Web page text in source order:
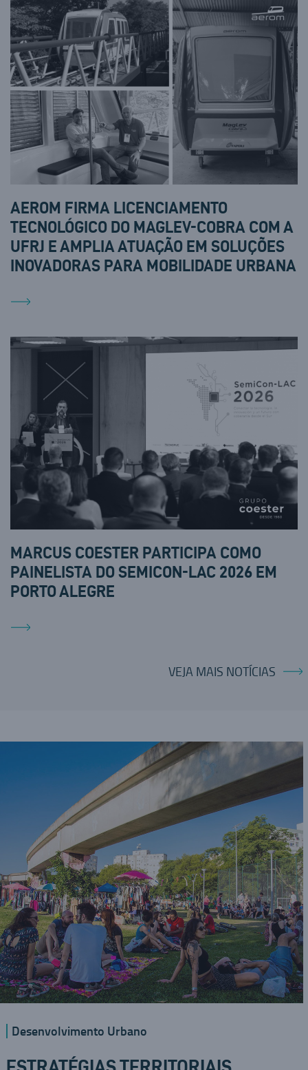
AEROM FIRMA LICENCIAMENTO
TECNOLÓGICO DO MAGLEV-COBRA COM A
UFRJ E AMPLIA ATUAÇÃO EM SOLUÇÕES
INOVADORAS PARA MOBILIDADE URBANA
MARCUS COESTER PARTICIPA COMO
PAINELISTA DO SEMICON-LAC 2026 EM
PORTO ALEGRE
VEJA MAIS NOTÍCIAS
Desenvolvimento Urbano